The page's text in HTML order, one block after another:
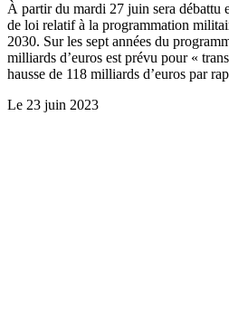
À partir du mardi 27 juin sera débattu
de loi relatif à la programmation
2030. Sur les sept années du
milliards d’euros est prévu pour «
hausse de 118 milliards d’euros par
Le 23 juin 2023